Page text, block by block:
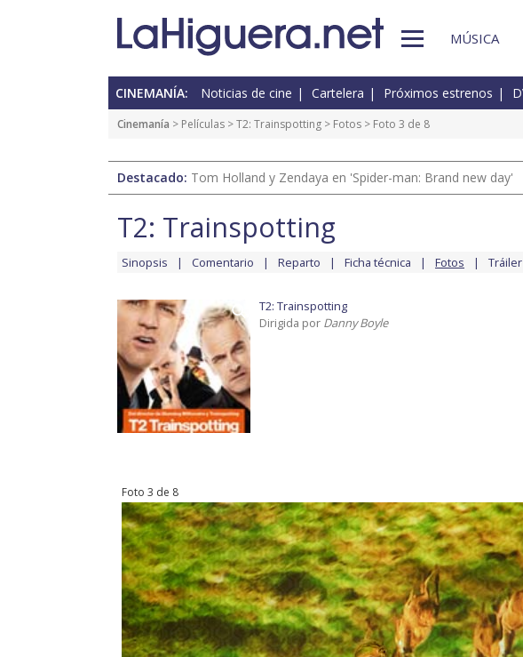
MÚSICA
CINEMANÍA: Noticias de cine Cartelera Próximos estrenos
Cinemanía > Películas >T2: Trainspotting > Fotos > Foto 3 de 8
Destacado: Tom Holland y Zendaya en 'Spider-man: Brand new day'
T2: Trainspotting
Sinopsis Comentario Reparto Ficha técnica Fotos Tráiler
T2: Trainspotting
Dirigida por Danny Boyle
Foto 3 de 8